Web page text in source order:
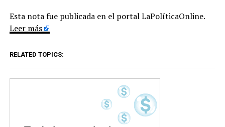
Esta nota fue publicada en el portal LaPolíticaOnline.
Leer más
RELATED TOPICS: